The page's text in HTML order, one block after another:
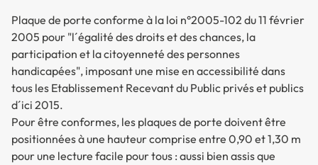
Plaque de porte conforme à la loi n°2005-102 du 11 février
2005 pour "l´égalité des droits et des chances, la
participation et la citoyenneté des personnes
handicapées", imposant une mise en accessibilité dans
tous les Etablissement Recevant du Public privés et publics
d´ici 2015.
Pour être conformes, les plaques de porte doivent être
positionnées à une hauteur comprise entre 0,90 et 1,30 m
pour une lecture facile pour tous : aussi bien assis que